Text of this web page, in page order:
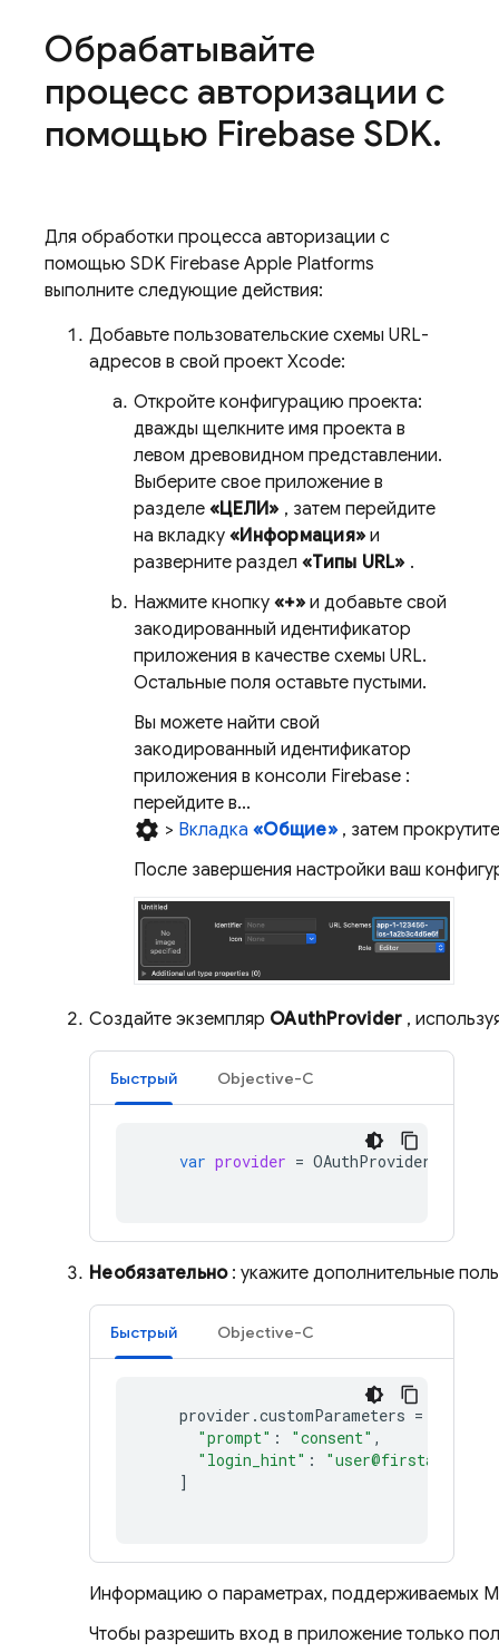
Обрабатывайте
процесс авторизации с
помощью Firebase SDK.
Для обработки процесса авторизации с
помощью SDK Firebase Apple Platforms
выполните следующие действия:
Добавьте пользовательские схемы URL-
адресов в свой проект Xcode:
Откройте конфигурацию проекта:
дважды щелкните имя проекта в
левом древовидном представлении.
Выберите свое приложение в
разделе «ЦЕЛИ» , затем перейдите
на вкладку «Информация» и
разверните раздел «Типы URL» .
Нажмите кнопку «+»и добавьте свой
закодированный идентификатор
приложения в качестве схемы URL.
Остальные поля оставьте пустыми.
Вы можете найти свой
закодированный идентификатор
приложения в консоли Firebase :
перейдите в...
settings > Вкладка «Общие», затем
После завершения настройки ваш
Создайте экземпляр OAuthProvider ,
Быстрый Objective-C
var provider = OAuthProvider
Необязательно: укажите дополнительные
Быстрый Objective-C
provider .customParameters =
"prompt" : "consent" ,
"login_hint" :
]
Информацию о параметрах, поддерживаемых
Чтобы разрешить вход в приложение только